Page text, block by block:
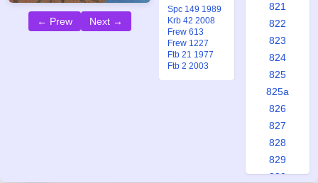
← Prew Next →
Spc 149 1989
Krb 42 2008
Frew 613
Frew 1227
Ftb 21 1977
Ftb 2 2003
821
822
823
824
825
825a
826
827
828
829
830